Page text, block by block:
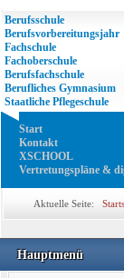
Berufsschule
Berufsvorbereitungsjahr
Fachschule
Fachoberschule
Berufsfachschule
Berufliches Gymnasium
Staatliche Pflegeschule
Start
Kontakt
XSCHOOL
Vertretungspläne &
Aktuelle Seite:
Hauptmenü